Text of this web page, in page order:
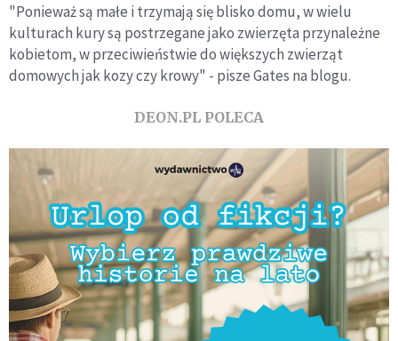
"Ponieważ są małe i trzymają się blisko domu, w wielu
kulturach kury są postrzegane jako zwierzęta przynależne
kobietom, w przeciwieństwie do większych zwierząt
domowych jak kozy czy krowy" - pisze Gates na blogu.
DEON.PL POLECA